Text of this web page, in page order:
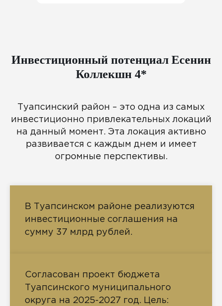
Инвестиционный потенциал Есенин
Коллекшн 4*
Туапсинский район – это одна из самых
инвестиционно привлекательных локаций
на данный момент. Эта локация активно
развивается с каждым днем и имеет
огромные перспективы.
В Туапсинском районе реализуются
инвестиционные соглашения на
сумму 37 млрд рублей.
Согласован проект бюджета
Туапсинского муниципального
округа на 2025-2027 год. Цель: